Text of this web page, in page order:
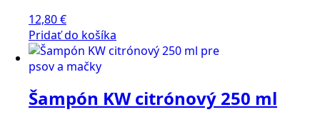
12,80€
Pridať do košíka
Šampón KW citrónový 250 ml